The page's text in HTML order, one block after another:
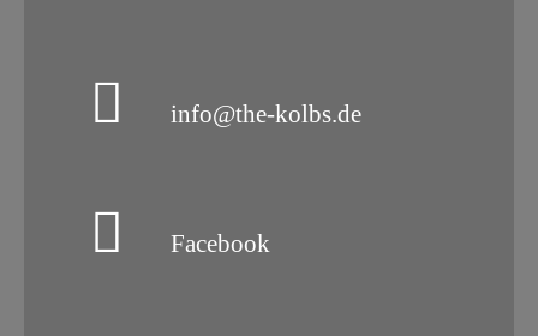
info@the-kolbs.de
Facebook